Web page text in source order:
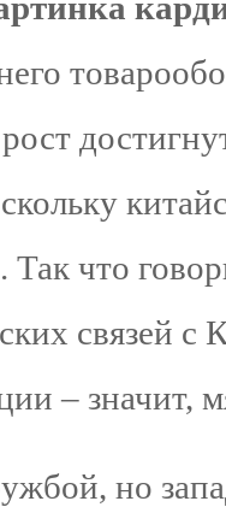
Так что
связей с
– значит,
но